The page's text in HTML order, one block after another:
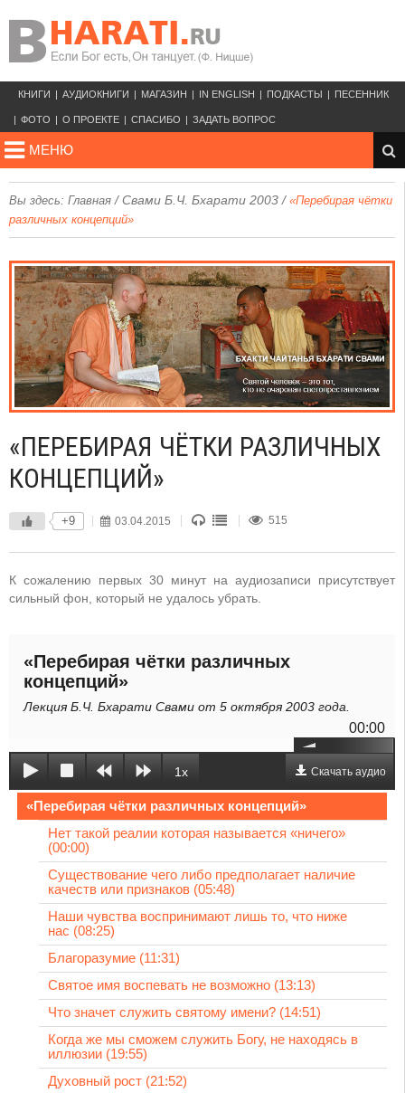
КНИГИ АУДИОКНИГИ МАГАЗИН IN ENGLISH ПОДКАСТЫ ПЕСЕННИК
ФОТО О ПРОЕКТЕ СПАСИБО ЗАДАТЬ ВОПРОС
МЕНЮ
Вы здесь: Главная /Свами Б.Ч. Бхарати 2003 / «Перебирая чётки
различных концепций»
«ПЕРЕБИРАЯ ЧЁТКИ РАЗЛИЧНЫХ
КОНЦЕПЦИЙ»
+9 03.04.2015 515
К сожалению первых 30 минут на аудиозаписи присутствует
сильный фон, который не удалось убрать.
«Перебирая чётки различных
концепций»
Лекция Б.Ч. Бхарати Свами от 5 октября 2003 года.
00:00
1x Скачать аудио
«Перебирая чётки различных концепций»
Нет такой реалии которая называется «ничего»
(00:00)
Существование чего либо предполагает наличие
качеств или признаков (05:48)
Наши чувства воспринимают лишь то, что ниже
нас (08:25)
Благоразумие (11:31)
Святое имя воспевать не возможно (13:13)
Что значет служить святому имени? (14:51)
Когда же мы сможем служить Богу, не находясь в
иллюзии (19:55)
Духовный рост (21:52)